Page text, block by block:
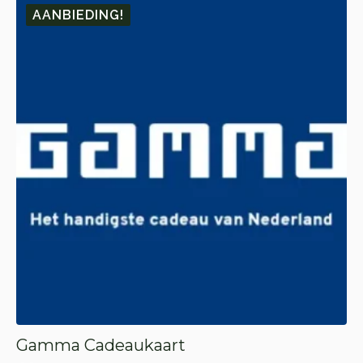
AANBIEDING!
Gamma Cadeaukaart